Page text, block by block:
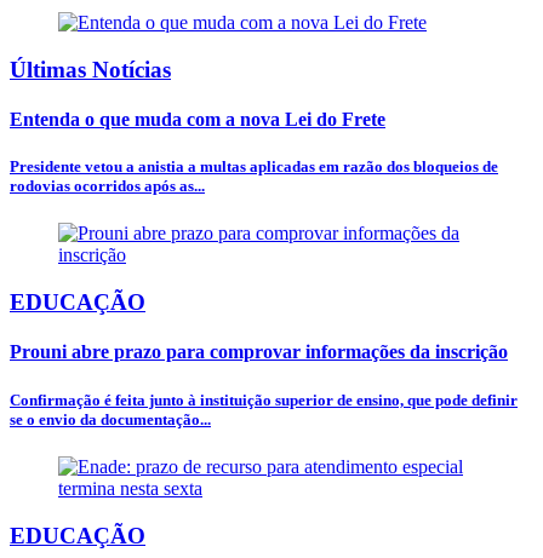
Últimas Notícias
Entenda o que muda com a nova Lei do Frete
Presidente vetou a anistia a multas aplicadas em razão dos bloqueios de
rodovias ocorridos após as...
EDUCAÇÃO
Prouni abre prazo para comprovar informações da inscrição
Confirmação é feita junto à instituição superior de ensino, que pode definir
se o envio da documentação...
EDUCAÇÃO